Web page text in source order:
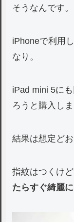
そうなんです。
iPhoneで利用
なり。
iPad mini 5に
ろうと購入しま
結果は想定ど
指紋はつくけ
たらすぐ綺麗